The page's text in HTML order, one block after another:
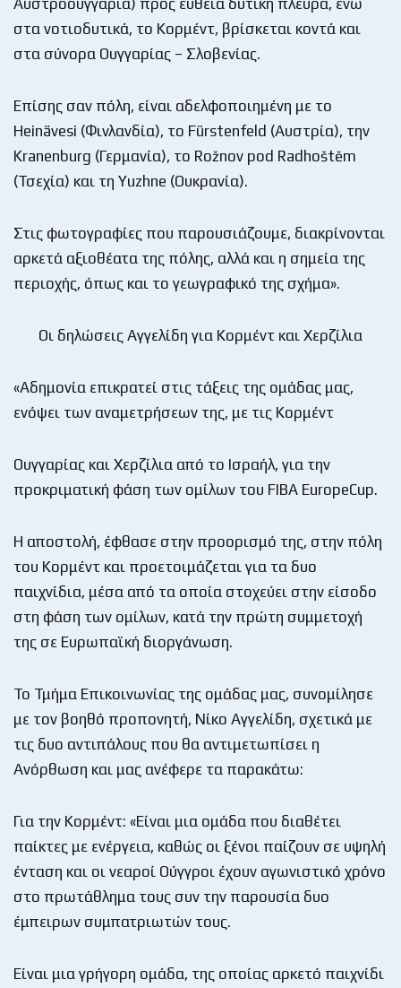
στα νοτιοδυτικά, το Κορμέντ, βρίσκεται κοντά και
στα σύνορα Ουγγαρίας – Σλοβενίας.
Επίσης σαν πόλη, είναι αδελφοποιημένη με το
Heinävesi (Φινλανδία), το Fürstenfeld (Αυστρία), την
Kranenburg (Γερμανία), το Rožnov pod Radhoštěm
(Τσεχία) και τη Yuzhne (Ουκρανία).
Στις φωτογραφίες που παρουσιάζουμε, διακρίνονται
αρκετά αξιοθέατα της πόλης, αλλά και η σημεία της
περιοχής, όπως και το γεωγραφικό της σχήμα».
Οι δηλώσεις Αγγελίδη για Κορμέντ και Χερζίλια
«Αδημονία επικρατεί στις τάξεις της ομάδας μας,
ενόψει των αναμετρήσεων της, με τις Κορμέντ
Ουγγαρίας και Χερζίλια από το Ισραήλ, για την
προκριματική φάση των ομίλων του FIBA EuropeCup.
H αποστολή, έφθασε στην προορισμό της, στην πόλη
του Κορμέντ και προετοιμάζεται για τα δυο
παιχνίδια, μέσα από τα οποία στοχεύει στην είσοδο
στη φάση των ομίλων, κατά την πρώτη συμμετοχή
της σε Ευρωπαϊκή διοργάνωση.
Το Τμήμα Επικοινωνίας της ομάδας μας, συνομίλησε
με τον βοηθό προπονητή, Νίκο Αγγελίδη, σχετικά με
τις δυο αντιπάλους που θα αντιμετωπίσει η
Ανόρθωση και μας ανέφερε τα παρακάτω:
Για την Κορμέντ: «Είναι μια ομάδα που διαθέτει
παίκτες με ενέργεια, καθώς οι ξένοι παίζουν σε υψηλή
ένταση και οι νεαροί Ούγγροι έχουν αγωνιστικό χρόνο
στο πρωτάθλημα τους συν την παρουσία δυο
έμπειρων συμπατριωτών τους.
Είναι μια γρήγορη ομάδα, της οποίας αρκετό παιχνίδι